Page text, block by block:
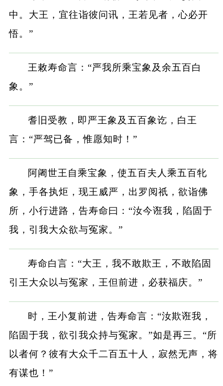
中。大王，宜往诣彼问讯，王若见者，心必开
悟。”
王敕寿命言：“严我所乘宝象及余五百白
象。”
耆旧受教，即严王象及五百象讫，白王
言：“严驾已备，惟愿知时！”
阿阇世王自乘宝象，使五百夫人乘五百牝
象，手各执炬，现王威严，出罗阅祇，欲诣佛
所，小行进路，告寿命曰：“汝今诳我，陷固于
我，引我大众欲与冤家。”
寿命白言：“大王，我不敢欺王，不敢陷固
引王大众以与冤家，王但前进，必获福庆。”
时，王小复前进，告寿命言：“汝欺诳我，
陷固于我，欲引我众持与冤家。”如是再三。“所
以者何？彼有大众千二百五十人，寂然无声，将
有谋也！”